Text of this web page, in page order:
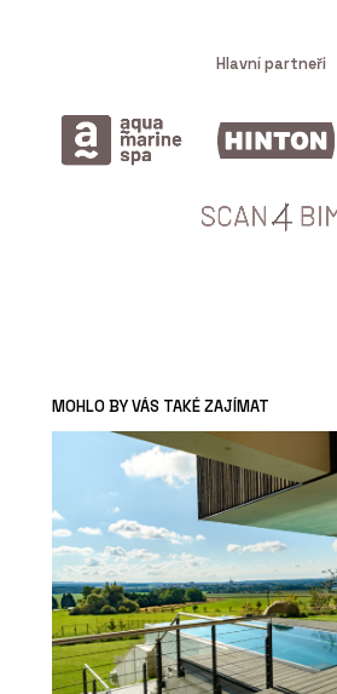
Hlavní partneři
MOHLO BY VÁS TAKÉ ZAJÍMAT